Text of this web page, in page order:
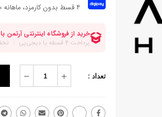
۴ قسط بدون کارمزد، ماهانه 450,000 تومان
تعداد :